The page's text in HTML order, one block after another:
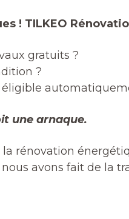
! TILKEO
gratuits ?
?
une arnaque.
rénovation
avons fait de la